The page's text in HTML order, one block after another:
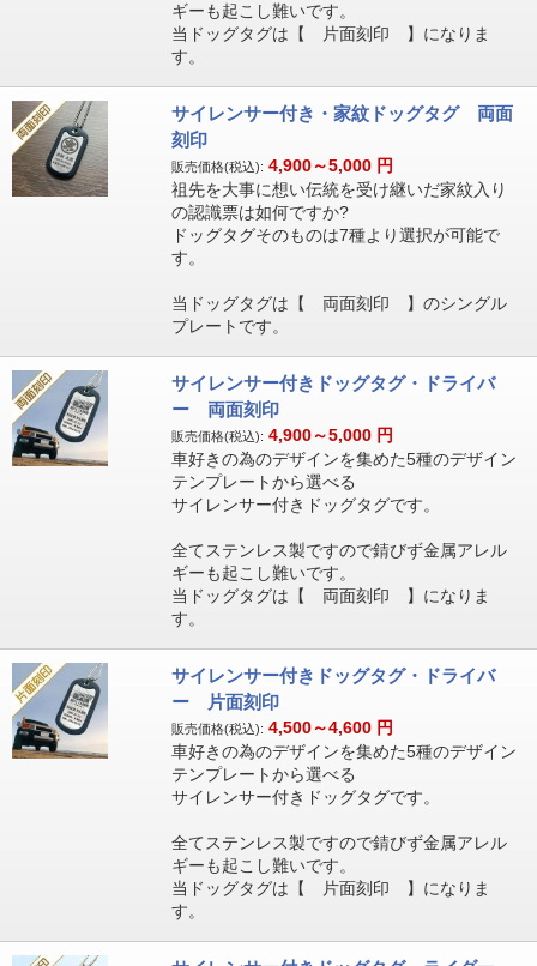
ギーも起こし難いです。
当ドッグタグは【 片面刻印 】になりま
す。
サイレンサー付き・家紋ドッグタグ 両面
刻印
販売価格(税込): 4,900～5,000 円
祖先を大事に想い伝統を受け継いだ家紋入り
の認識票は如何ですか?
ドッグタグそのものは7種より選択が可能で
す。
当ドッグタグは【 両面刻印 】のシングル
プレートです。
サイレンサー付きドッグタグ・ドライバ
ー 両面刻印
販売価格(税込): 4,900～5,000 円
車好きの為のデザインを集めた5種のデザイン
テンプレートから選べる
サイレンサー付きドッグタグです。
全てステンレス製ですので錆びず金属アレル
ギーも起こし難いです。
当ドッグタグは【 両面刻印 】になりま
す。
サイレンサー付きドッグタグ・ドライバ
ー 片面刻印
販売価格(税込): 4,500～4,600 円
車好きの為のデザインを集めた5種のデザイン
テンプレートから選べる
サイレンサー付きドッグタグです。
全てステンレス製ですので錆びず金属アレル
ギーも起こし難いです。
当ドッグタグは【 片面刻印 】になりま
す。